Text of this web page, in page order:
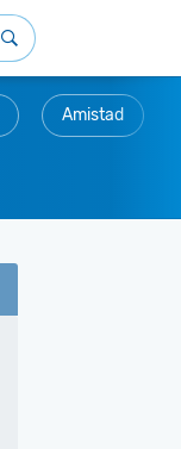
Amistad